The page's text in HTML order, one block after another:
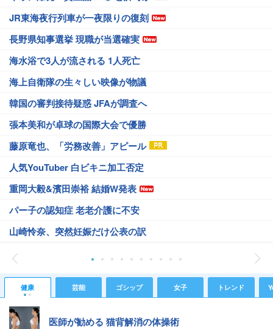
JR東海夜行列車が一夜限りの復刻
長野県知事選挙 現職が当選確実
海水浴で3人が流される 1人死亡
海上自衛隊の生々しい映像が物議
韓国の審判接待疑惑 JFAが調査へ
張本美和が卓球の国際大会で優勝
藤原竜也、「労務改善」アピール
人気YouTuber 白ビキニ加工否定
重岡大毅&濱田崇裕 結婚W発表
パー子の認知症 老老介護に不安
山崎怜奈、突然妊娠だけ公表の訳
健康 芸能 ゴシップ 女子 トレンド
医師が勧める 猫背解消の体操術